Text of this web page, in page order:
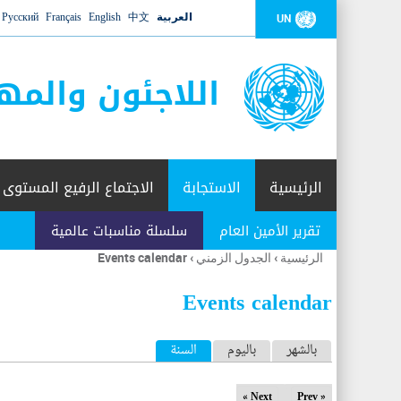
UN العربية 中文
English
Français
Русский
اللاجئون
الرئيسية الاستجابة
تقرير الأمين العام سلسلة مناسبات عالمية
الاجتماع الرفيع المستوى
أنت
هنا
الرئيسية › الجدول الزمني ›
Events calendar
Events calendar
ا
ل
بالشهر باليوم السنة (علامة التبويب النشطة)